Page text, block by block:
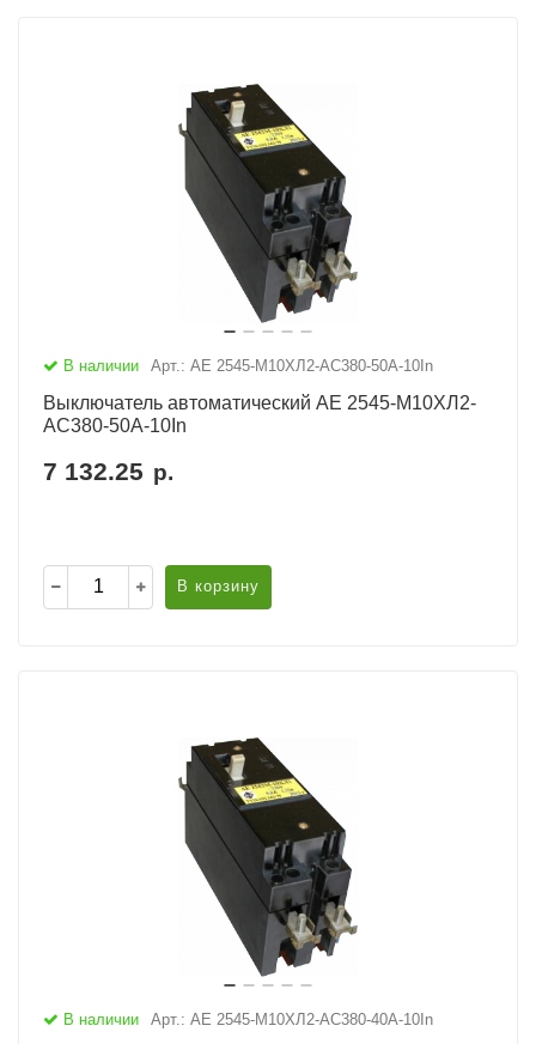
В наличии Арт.: АЕ 2545-М10ХЛ2-AC380-50А-10In
Выключатель автоматический АЕ 2545-М10ХЛ2-
AC380-50А-10In
7 132.25 р.
В корзину
В наличии Арт.: АЕ 2545-М10ХЛ2-AC380-40А-10In